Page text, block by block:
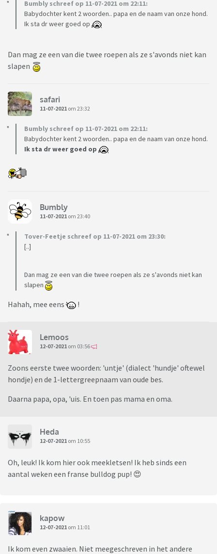
Bumbly schreef op 11-07-2021 om 22:11:
Babydochter kent 2 woorden.. papa en de naam van onze hond.
Ik sta dr weer goed op
Dan mag ze een van die twee roepen als ze s'avonds niet kan
slapen
safari
11-07-2021 om 23:32
Bumbly schreef op 11-07-2021 om 22:11:
Babydochter kent 2 woorden.. papa en de naam van onze hond.
Ik sta dr weer goed op
Bumbly
11-07-2021 om 23:40
Tover-Feetje schreef op 11-07-2021 om 23:30:
[..]
Dan mag ze een van die twee roepen als ze s'avonds niet kan
slapen
Hahah, mee eens !
Lemoos
12-07-2021 om 03:56
Zoons eerste twee woorden: 'untje' (dialect 'hundje' oftewel
hondje) en de 1-lettergreepnaam van oude bes.
Daarna papa, opa, 'uis. En toen pas mama en oma.
Heda
12-07-2021 om 10:55
Oh, leuk! Ik kom hier ook meekletsen! Ik heb sinds een
aantal weken een franse bulldog pup! 😍
kapow
12-07-2021 om 11:01
Ik kom even zwaaien. Niet meegeschreven in het andere